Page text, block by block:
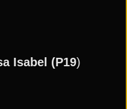
Isabel (P19)